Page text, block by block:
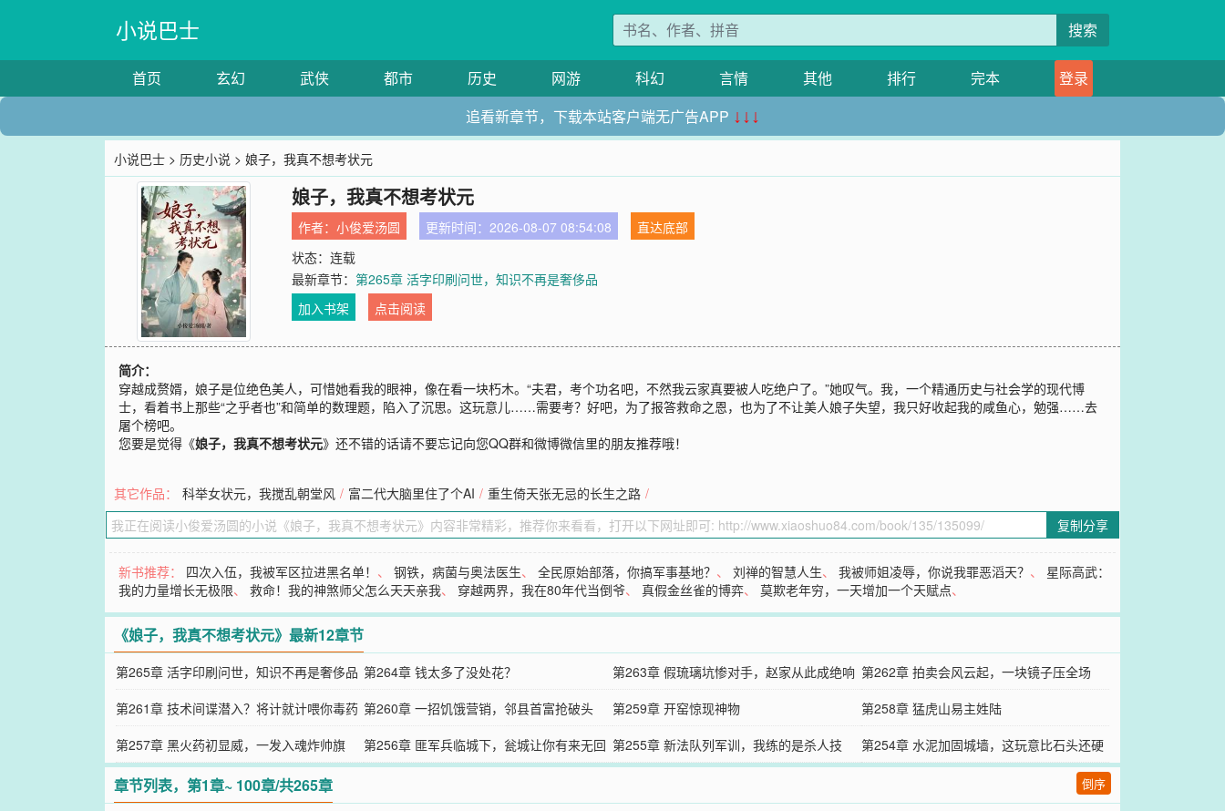
小说巴士 搜索
首页 玄幻 武侠 都市 历史 网游 科幻 言情 其他 排行 完本
登录
追看新章节，下载本站客户端无广告APP ↓↓↓
小说巴士 > 历史小说 > 娘子，我真不想考状元
娘子，我真不想考状元
作者：小俊爱汤圆 更新时间：2026-08-07 08:54:08
直达底部
状态：连载
最新章节：第265章 活字印刷问世，知识不再是奢侈品
加入书架
点击阅读
简介：
穿越成赘婿，娘子是位绝色美人，可惜她看我的眼神，像在看一块朽木。“夫君，考个功名吧，不然我云家真要被人吃绝户了。”她叹气。我，一个精通历史与社会学的现代博
士，看着书上那些“之乎者也”和简单的数理题，陷入了沉思。这玩意儿……需要考？好吧，为了报答救命之恩，也为了不让美人娘子失望，我只好收起我的咸鱼心，勉强……去
屠个榜吧。
您要是觉得《娘子，我真不想考状元》还不错的话请不要忘记向您QQ群和微博微信里的朋友推荐哦！
其它作品： 科举女状元，我搅乱朝堂风 / 富二代大脑里住了个AI / 重生倚天张无忌的长生之路 /
复制分享
新书推荐： 四次入伍，我被军区拉进黑名单！ 、钢铁，病菌与奥法医生、全民原始部落，你搞军事基地？ 、刘禅的智慧人生、我被师姐凌辱，你说我罪恶滔天？ 、 星际高武：
我的力量增长无极限、救命！我的神煞师父怎么天天亲我、 穿越两界，我在80年代当倒爷、真假金丝雀的博弈、莫欺老年穷，一天增加一个天赋点、
《娘子，我真不想考状元》最新12章节
第265章 活字印刷问世，知识不再是奢侈品 第264章 钱太多了没处花？ 第263章 假琉璃坑惨对手，赵家从此成绝响 第262章 拍卖会风云起，一块镜子压全场
第261章 技术间谍潜入？将计就计喂你毒药 第260章 一招饥饿营销，邻县首富抢破头 第259章 开窑惊现神物
第258章 猛虎山易主姓陆
第257章 黑火药初显威，一发入魂炸帅旗
第256章 匪军兵临城下，瓮城让你有来无回 第255章 新法队列军训，我练的是杀人技 第254章 水泥加固城墙，这玩意比石头还硬
章节列表，第1章~ 100章/共265章 倒序